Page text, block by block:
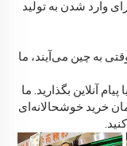
وارد شدن به تولید
به چین می‌آیند، ما
آنلاین بگذارید. ما
خرید خوشحالانه‌ای